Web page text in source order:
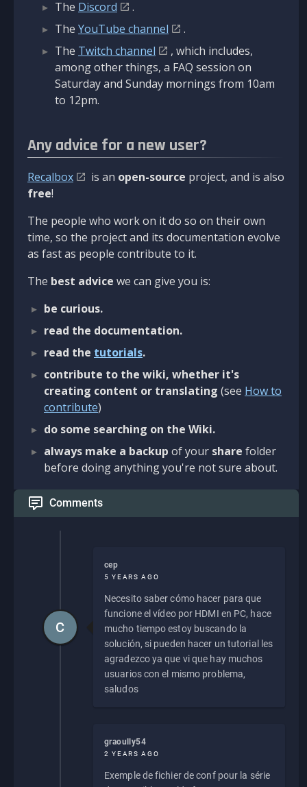
The Discord
.
The YouTube channel
.
The Twitch channel
, which includes,
among other things, a FAQ session on
Saturday and Sunday mornings from 10am
to 12pm.
Any advice for a new user?
Recalbox is an open-source project, and is also
free!
The people who work on it do so on their own
time, so the project and its documentation evolve
as fast as people contribute to it.
The best advice we can give you is:
be curious.
read the documentation.
read the tutorials.
contribute to the wiki, whether it's
creating content or translating (see How to
contribute)
do some searching on the Wiki.
always make a backup of your share folder
before doing anything you're not sure about.
Comments
cep
5 YEARS AGO
Necesito saber cómo hacer para que
funcione el vídeo por HDMI en PC, hace
mucho tiempo estoy buscando la
solución, si pueden hacer un tutorial les
agradezco ya que vi que hay muchos
usuarios con el mismo problema,
saludos
C
graoully54
2 YEARS AGO
Exemple de fichier de conf pour la série